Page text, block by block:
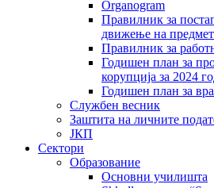
Organogram
Правилник за
движење на
Правилник за
Годишен план за
корупција за 2024
Годишен план за
Службен весник
Заштита на личните
ЈКП
Сектори
Образование
Основни училишта